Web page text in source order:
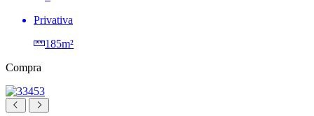
Privativa
185m²
Compra